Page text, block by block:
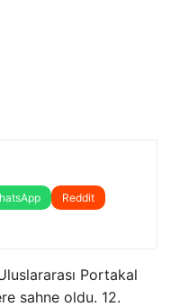
Reddit
Portakal
sahne oldu. 12.